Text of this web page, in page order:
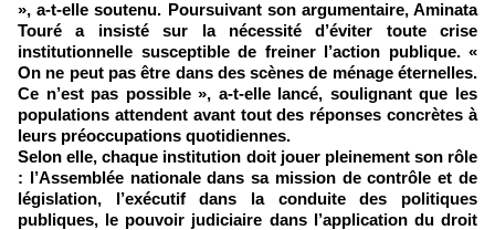
», a-t-elle soutenu. Poursuivant son argumentaire, Aminata
Touré a insisté sur la nécessité d’éviter toute crise
institutionnelle susceptible de freiner l’action publique. «
On ne peut pas être dans des scènes de ménage éternelles.
Ce n’est pas possible », a-t-elle lancé, soulignant que les
populations attendent avant tout des réponses concrètes à
leurs préoccupations quotidiennes.
Selon elle, chaque institution doit jouer pleinement son rôle
: l’Assemblée nationale dans sa mission de contrôle et de
législation, l’exécutif dans la conduite des politiques
publiques, le pouvoir judiciaire dans l’application du droit